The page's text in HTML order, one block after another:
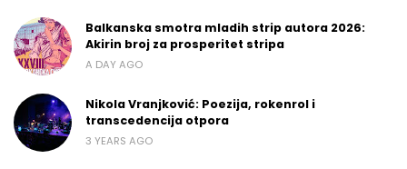
Balkanska smotra mladih strip autora 2026:
Akirin broj za prosperitet stripa
A DAY AGO
Nikola Vranjković: Poezija, rokenrol i
transcedencija otpora
3 YEARS AGO